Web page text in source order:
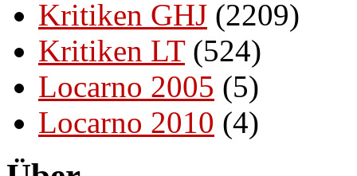
Kritiken GHJ (2209)
Kritiken LT(524)
Locarno 2005 (5)
Locarno 2010 (4)